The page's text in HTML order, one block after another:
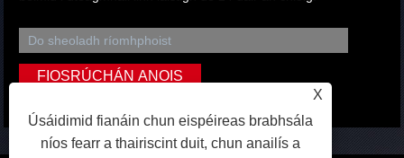
X
Úsáidimid fianáin chun eispéireas brabhsála
níos fearr a thairiscint duit, chun anailís a